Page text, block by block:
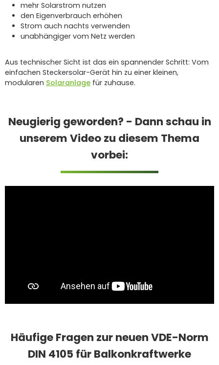
mehr Solarstrom nutzen
den Eigenverbrauch erhöhen
Strom auch nachts verwenden
unabhängiger vom Netz werden
Aus technischer Sicht ist das ein spannender Schritt: Vom
einfachen Steckersolar-Gerät hin zu einer kleinen,
modularen Solaranlage für zuhause.
Neugierig geworden? - Dann schau in
unserem Video zu diesem Thema
vorbei:
Häufige Fragen zur neuen VDE-Norm
DIN 4105 für Balkonkraftwerke